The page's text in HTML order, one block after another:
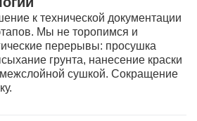
к технической документации
Мы не торопимся и
перерывы: просушка
грунта, нанесение краски
межслойной сушкой. Сокращение